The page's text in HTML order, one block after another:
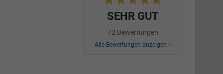
SEHR GUT
72 Bewertungen
Alle Bewertungen anzeigen >